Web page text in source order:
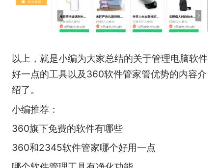
以上，就是小编为大家总结的关于管理电脑软件
好一点的工具以及360软件管家管优势的内容介
绍了。
小编推荐：
360旗下免费的软件有哪些
360和2345软件管家哪个好用一点